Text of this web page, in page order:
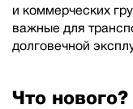
и коммерческих
важные для
долговечной
Что нового?